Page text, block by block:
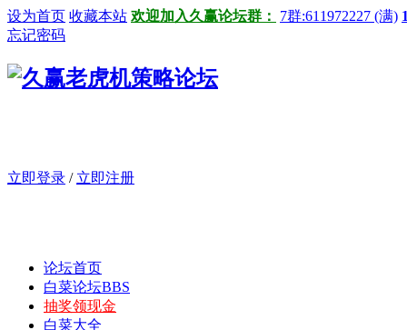
设为首页 收藏本站 欢迎加入久赢论坛群： 7群:611972227 (满)
忘记密码
立即登录 / 立即注册
论坛首页
白菜论坛BBS
抽奖领现金
白菜大全